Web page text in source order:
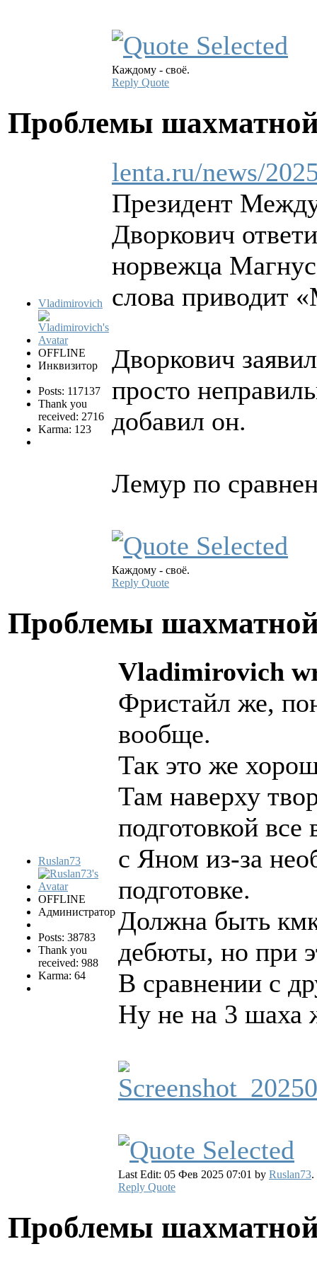
Каждому - своё.
Reply Quote
Проблемы
Vladimirovich
OFFLINE
Инквизитор
Posts: 117137
Thank you
received: 2716
Karma: 123
lenta.ru/news/
Президент
Дворкович
норвежца
слова приводит
Дворкович
просто
добавил он.
Лемур по
Каждому - своё.
Reply Quote
Проблемы
Ruslan73
OFFLINE
Администратор
Posts: 38783
Thank you
received: 988
Karma: 64
Vladimirovich
Фристайл же,
вообще.
Так это же
Там наверху
подготовкой
с Яном из-за
подготовке.
Должна быть кмк
дебюты, но при
В сравнении с
Ну не на 3 шаха
Last Edit: 05 Фев 2025 07:01 by Ruslan73.
Reply Quote
Проблемы